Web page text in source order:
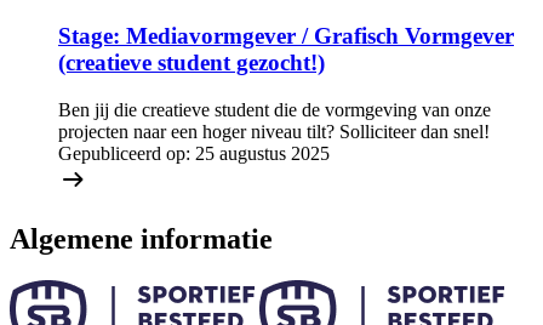
Stage: Mediavormgever / Grafisch Vormgever
(creatieve student gezocht!)
Ben jij die creatieve student die de vormgeving van onze
projecten naar een hoger niveau tilt? Solliciteer dan snel!
Gepubliceerd op: 25 augustus 2025
Algemene informatie